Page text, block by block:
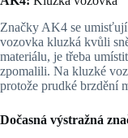
Značky AK4 se
vozovka kluzká kvůli
materiálu, je třeba
zpomalili. Na kluzké
protože prudké brzdění
Dočasná výstražná